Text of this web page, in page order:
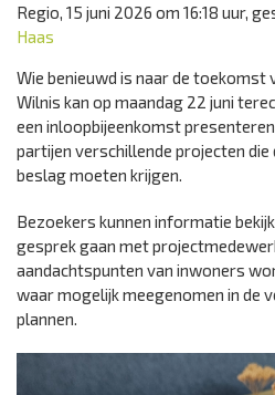
Regio, 15 juni 2026 om 16:18 uur,
Haas
Wie benieuwd is naar de toekomst
Wilnis kan op maandag 22 juni
een inloopbijeenkomst
partijen verschillende projecten die
beslag moeten krijgen.
Bezoekers kunnen informatie
gesprek gaan met
aandachtspunten van inwoners
waar mogelijk meegenomen in de
plannen.